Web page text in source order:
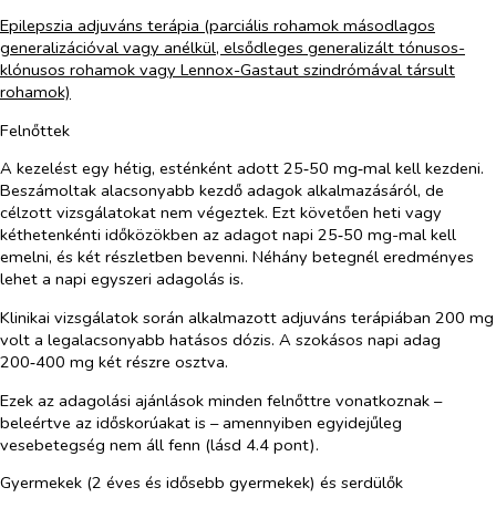
Epilepszia adjuváns terápia (parciális rohamok másodlagos
generalizációval vagy anélkül, elsődleges generalizált tónusos-
klónusos rohamok vagy Lennox-Gastaut szindrómával társult
rohamok)
Felnőttek
A kezelést egy hétig, esténként adott 25‑50 mg‑mal kell kezdeni.
Beszámoltak alacsonyabb kezdő adagok alkalmazásáról, de
célzott vizsgálatokat nem végeztek. Ezt követően heti vagy
kéthetenkénti időközökben az adagot napi 25‑50 mg-mal kell
emelni, és két részletben bevenni. Néhány betegnél eredményes
lehet a napi egyszeri adagolás is.
Klinikai vizsgálatok során alkalmazott adjuváns terápiában 200 mg
volt a legalacsonyabb hatásos dózis. A szokásos napi adag
200‑400 mg két részre osztva.
Ezek az adagolási ajánlások minden felnőttre vonatkoznak –
beleértve az időskorúakat is – amennyiben egyidejűleg
vesebetegség nem áll fenn (lásd 4.4 pont).
Gyermekek (2 éves és idősebb gyermekek) és serdülők